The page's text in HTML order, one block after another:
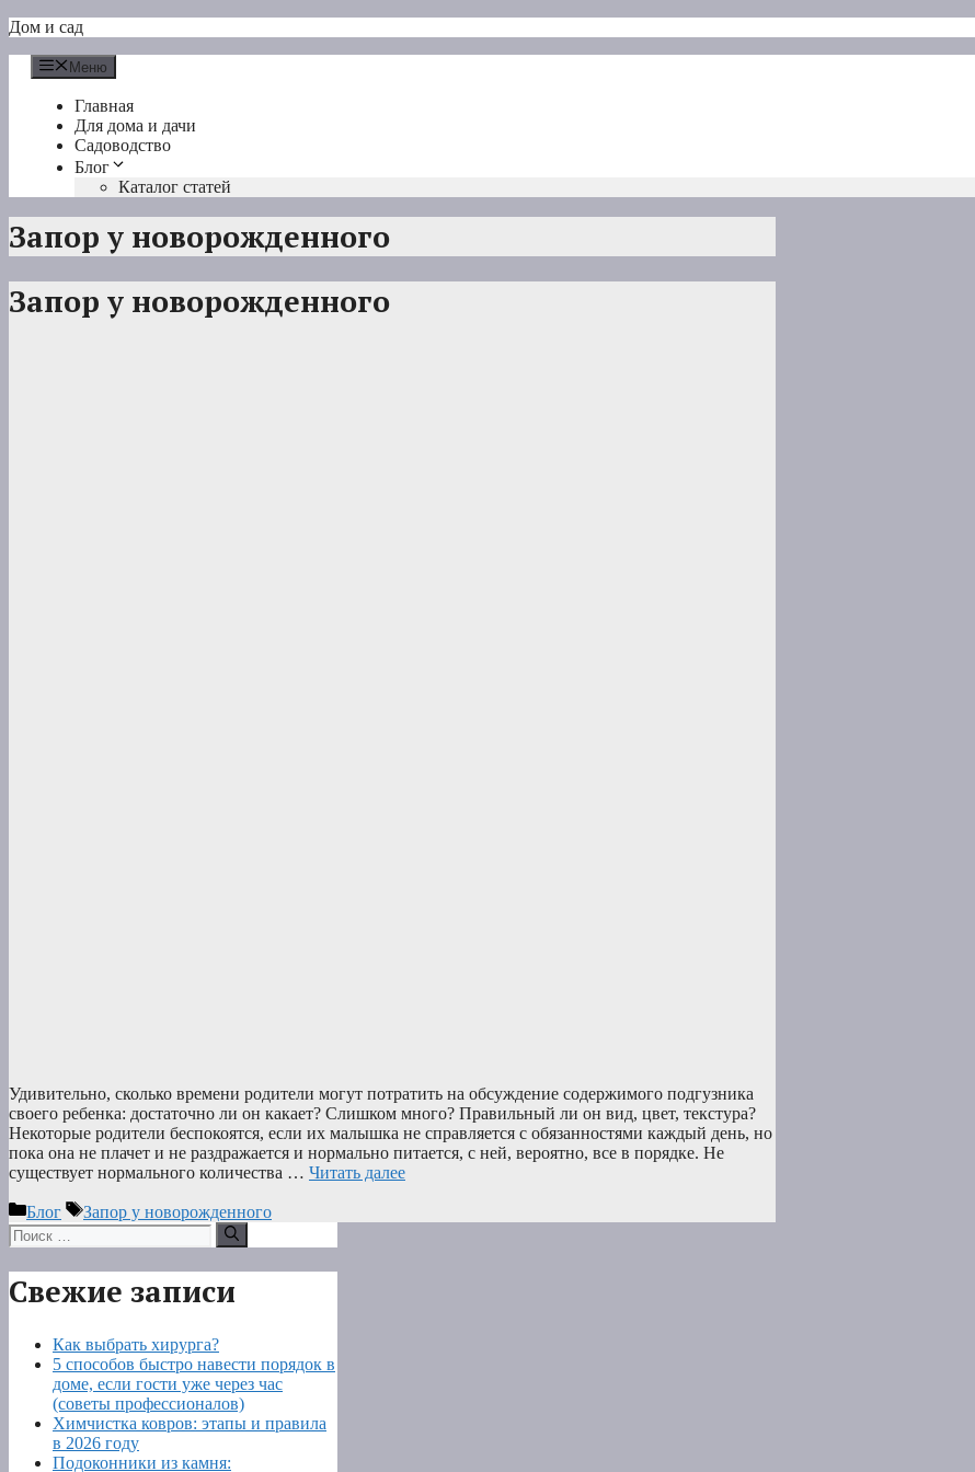
Перейти
содержимому
Дом и сад
Меню
Главная
Для дома и дачи
Садоводство
Блог
Каталог статей
Запор у новорожденного
Запор у новорожденного
Удивительно, сколько времени родители могут потратить на обсуждение содержимого подгузника
своего ребенка: достаточно ли он какает? Слишком много? Правильный ли он вид, цвет, текстура?
Некоторые родители беспокоятся, если их малышка не справляется с обязанностями каждый день, но
пока она не плачет и не раздражается и нормально питается, с ней, вероятно, все в порядке. Не
существует нормального количества … Читать далее
Рубрики
Блог Метки
Запор у новорожденного
Поиск:
Свежие записи
Как выбрать хирурга?
5 способов быстро навести порядок в
доме, если гости уже через час
(советы профессионалов)
Химчистка ковров: этапы и правила
в 2026 году
Подоконники из камня: